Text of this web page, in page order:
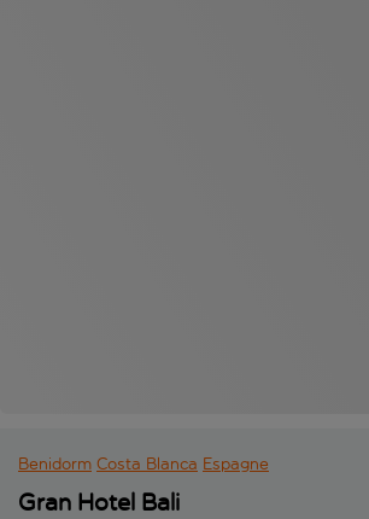
Benidorm Costa Blanca Espagne
Gran Hotel Bali